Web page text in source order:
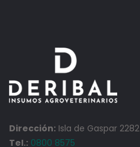
Dirección: Isla de Gaspar 2282
Tel.: 0800 8575